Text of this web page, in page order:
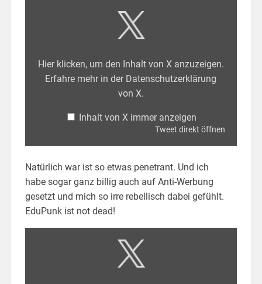
Hier klicken, um den Inhalt von X anzuzeigen.
Erfahre mehr in der Datenschutzerklärung
von X.
Inhalt von X immer anzeigen
Tweet direkt öffnen
Natürlich war ist so etwas penetrant. Und ich
habe sogar ganz billig auch auf Anti-Werbung
gesetzt und mich so irre rebellisch dabei gefühlt.
EduPunk ist not dead!